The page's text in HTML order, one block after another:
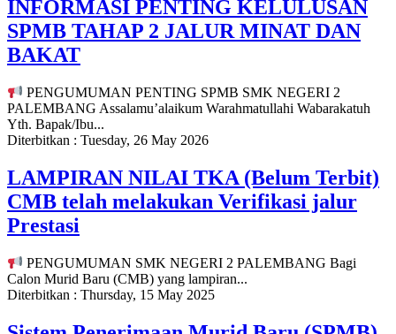
INFORMASI PENTING KELULUSAN
SPMB TAHAP 2 JALUR MINAT DAN
BAKAT
PENGUMUMAN PENTING SPMB SMK NEGERI 2
PALEMBANG Assalamu’alaikum Warahmatullahi Wabarakatuh
Yth. Bapak/Ibu...
Diterbitkan : Tuesday, 26 May 2026
LAMPIRAN NILAI TKA (Belum Terbit)
CMB telah melakukan Verifikasi jalur
Prestasi
PENGUMUMAN SMK NEGERI 2 PALEMBANG Bagi
Calon Murid Baru (CMB) yang lampiran...
Diterbitkan : Thursday, 15 May 2025